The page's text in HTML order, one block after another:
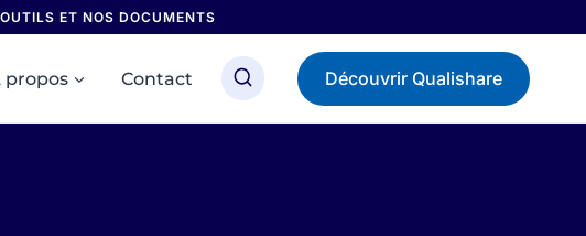
ET NOS DOCUMENTS
propos Contact Découvrir Qualishare